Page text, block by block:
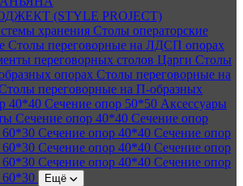
(STYLE PROJECT)
хранения Столы операторские
Столы переговорные на ЛДСП опорах
переговорных столов Царги Столы
опорах Столы переговорные на
переговорные на П-образных
40*40 Сечение опор 50*50 Аксессуары
Сечение опор 40*40 Сечение опор
60*30 Сечение опор 40*40 Сечение опор
60*30 Сечение опор 40*40 Сечение опор
60*30 Сечение опор 40*40 Сечение опор
60*30 Ещё